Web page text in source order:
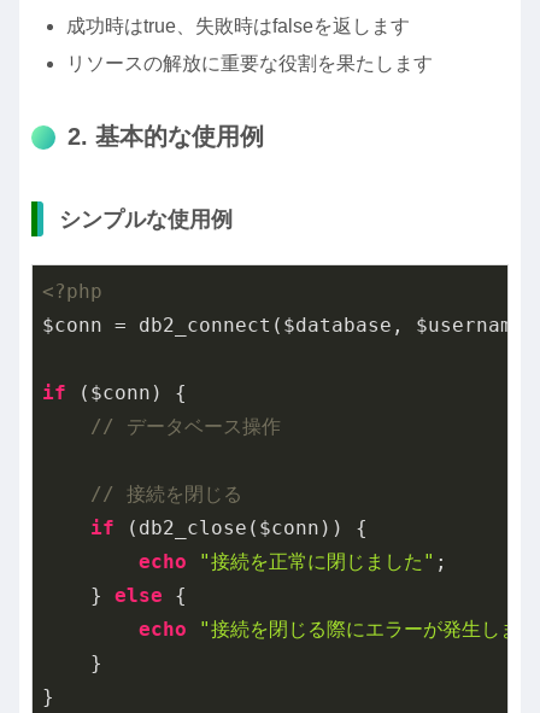
成功時はtrue、失敗時はfalseを返します
リソースの解放に重要な役割を果たします
2. 基本的な使用例
シンプルな使用例
<?php
$conn = db2_connect($database,
if ($conn) {
// データベース操作
// 接続を閉じる
if (db2_close($conn)) {
echo
"接続を正常に閉じました" ;
    }
else {
echo
"接続を閉じる際にエラーが発生しま
    }
}